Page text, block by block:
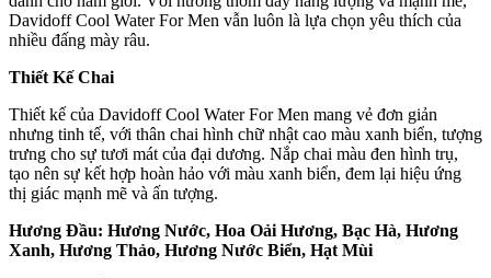
Davidoff Cool Water For Men vẫn luôn là lựa chọn yêu thích của
nhiều đấng mày râu.
Thiết Kế Chai
Thiết kế của Davidoff Cool Water For Men mang vẻ đơn giản
nhưng tinh tế, với thân chai hình chữ nhật cao màu xanh biển, tượng
trưng cho sự tươi mát của đại dương. Nắp chai màu đen hình trụ,
tạo nên sự kết hợp hoàn hảo với màu xanh biển, đem lại hiệu ứng
thị giác mạnh mẽ và ấn tượng.
Hương Đầu: Hương Nước, Hoa Oải Hương, Bạc Hà, Hương
Xanh, Hương Thảo, Hương Nước Biển, Hạt Mùi